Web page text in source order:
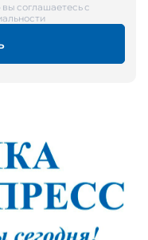
соглашаетесь с